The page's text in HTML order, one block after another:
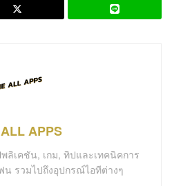
APPS
ลิเคชัน, เกม, ทิปและเทคนิคการ
รวมไปถึงอุปกรณ์ไอทีต่างๆ